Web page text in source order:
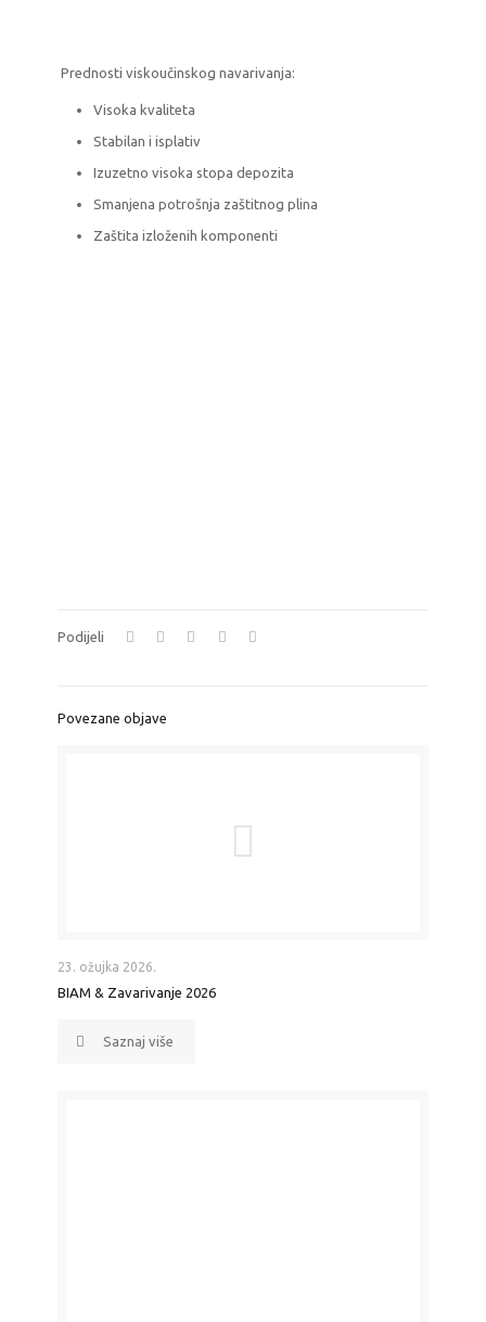
Prednosti viskoučinskog navarivanja:
Visoka kvaliteta
Stabilan i isplativ
Izuzetno visoka stopa depozita
Smanjena potrošnja zaštitnog plina
Zaštita izloženih komponenti
Podijeli
Povezane objave
23. ožujka 2026.
BIAM & Zavarivanje 2026
Saznaj više